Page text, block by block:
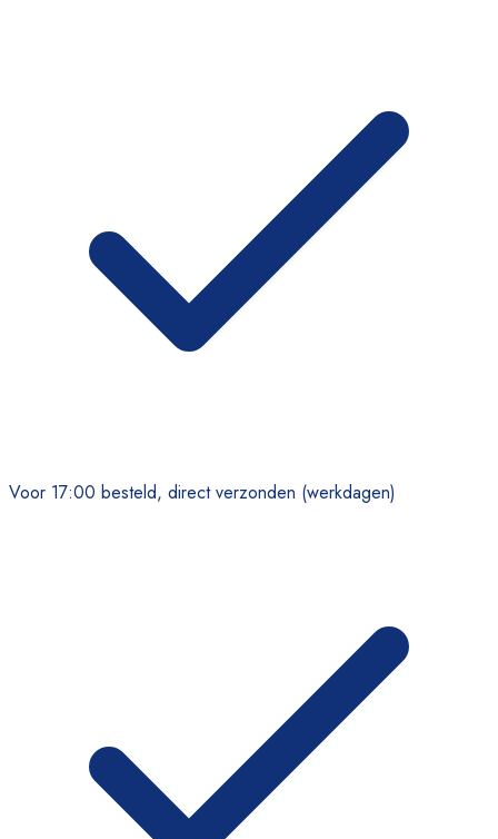
Voor 17:00 besteld, direct verzonden (werkdagen)